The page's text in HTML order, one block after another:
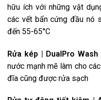
hữu ích với những vật
các vết bẩn cứng đầu nó
đến 55-65°C
Rửa kép | DualPro Wash
nước mạnh mẽ làm cho
đĩa cũng được rửa sạch